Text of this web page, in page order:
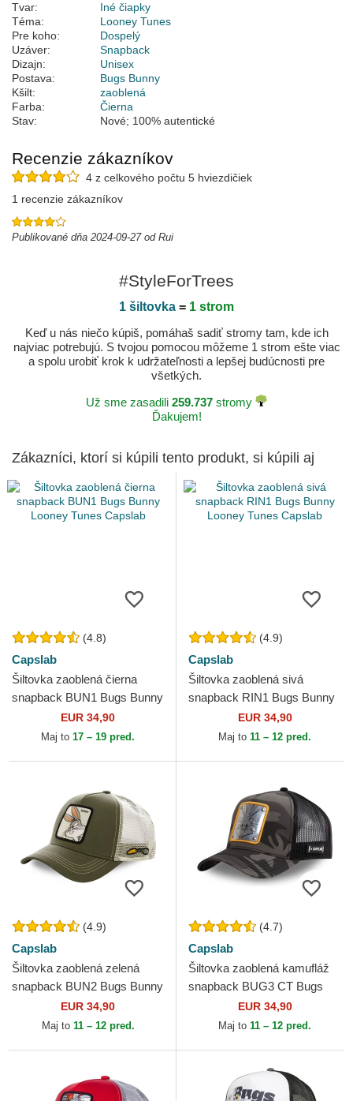
Tvar:
Iné čiapky
Téma:
Looney Tunes
Pre koho:
Dospelý
Uzáver:
Snapback
Dizajn:
Unisex
Postava:
Bugs Bunny
Kšilt:
zaoblená
Farba:
Čierna
Stav:
Nové; 100% autentické
Recenzie zákazníkov
4 z celkového počtu 5 hviezdičiek
1 recenzie zákazníkov
Publikované dňa 2024-09-27 od Rui
#StyleForTrees
1 šiltovka = 1 strom
Keď u nás niečo kúpiš, pomáhaš sadiť stromy tam, kde ich
najviac potrebujú. S tvojou pomocou môžeme 1 strom ešte viac
a spolu urobiť krok k udržateľnosti a lepšej budúcnosti pre
všetkých.
Už sme zasadili 259.737 stromy
Ďakujem!
Zákazníci, ktorí si kúpili tento produkt, si kúpili aj
(4.8)
Capslab
Šiltovka zaoblená čierna
snapback BUN1 Bugs Bunny
Looney Tunes Capslab
EUR 34,90
Maj to 17 – 19 pred.
(4.9)
Capslab
Šiltovka zaoblená sivá
snapback RIN1 Bugs Bunny
Looney Tunes Capslab
EUR 34,90
Maj to 11 – 12 pred.
(4.9)
Capslab
Šiltovka zaoblená zelená
snapback BUN2 Bugs Bunny
Looney Tunes Capslab
EUR 34,90
Maj to 11 – 12 pred.
(4.7)
Capslab
Šiltovka zaoblená kamufláž
snapback BUG3 CT Bugs
Bunny Looney Tunes
Capslab
EUR 34,90
Maj to 11 – 12 pred.